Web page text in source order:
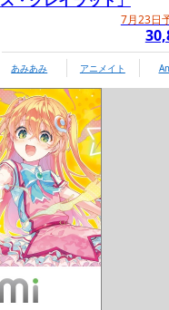
7月23日
あみあみ アニメイト